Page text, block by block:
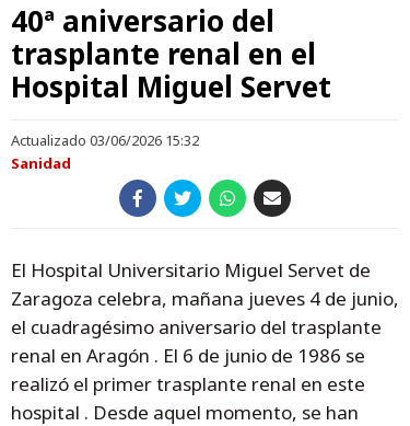
40ª aniversario del
trasplante renal en el
Hospital Miguel Servet
Actualizado 03/06/2026 15:32
Sanidad
El Hospital Universitario Miguel Servet de
Zaragoza celebra, mañana jueves 4 de junio,
el cuadragésimo aniversario del trasplante
renal en Aragón . El 6 de junio de 1986 se
realizó el primer trasplante renal en este
hospital . Desde aquel momento, se han